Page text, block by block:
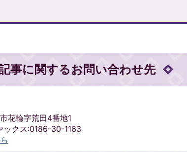
事に関するお問い合わせ先
花輪字荒田4番地1
クス:0186-30-1163